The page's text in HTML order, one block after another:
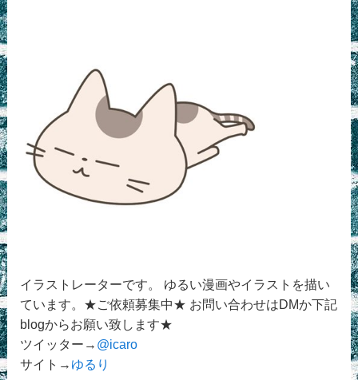
イラストレーターです。 ゆるい漫画やイラストを描い
ています。★ご依頼募集中★ お問い合わせはDMか下記
blogからお願い致します★
ツイッター→ @icaro
サイト→ ゆるり